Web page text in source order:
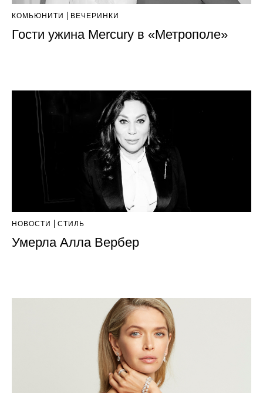
КОМЬЮНИТИ ВЕЧЕРИНКИ
Гости ужина Mercury в «Метрополе»
НОВОСТИ СТИЛЬ
Умерла Алла Вербер